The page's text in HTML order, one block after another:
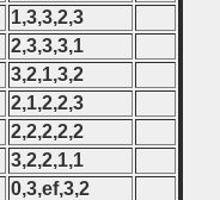
1,3,3,2,3
2,3,3,3,1
3,2,1,3,2
2,1,2,2,3
2,2,2,2,2
3,2,2,1,1
0,3,ef,3,2